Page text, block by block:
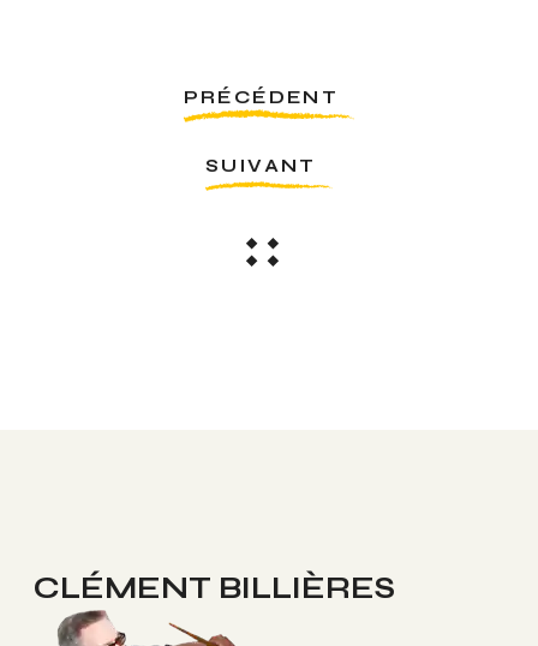
PRÉCÉDENT
SUIVANT
CLÉMENT BILLIÈRES